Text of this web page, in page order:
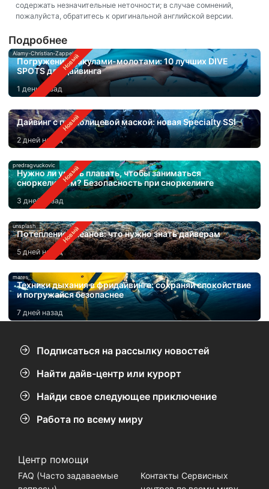
содержать незначительные неточности; в случае сомнений,
пожалуйста, обратитесь к оригинальной английской версии.
Подробнее
Alamy-Christian-Zappel
Погружения с акулами-молотами: 10 лучших DIVE
SPOTS для дайвинга
1 день назад
Дайвинг с полнолицевой маской: новая Specialty SSI
2 дней назад
predragvuckovic
Нужно ли уметь плавать, чтобы заниматься
сноркелингом? Безопасность при сноркелинге
3 дней назад
unsplash
Потепление океанов: что нужно знать дайверам
5 дней назад
mares
Техники дыхания в фридайвинге: сохраняй спокойствие
и погружайся безопаснее
7 дней назад
Подписаться на рассылку новостей
Найти дайв-центр или курорт
Найди свое следующее приключение
Работа по всему миру
Центр помощи
FAQ (Часто задаваемые
Контакты Сервисных